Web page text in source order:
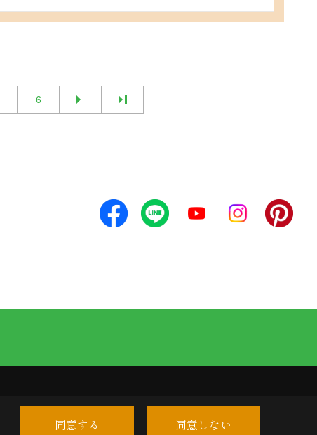
6
同意する 同意しない